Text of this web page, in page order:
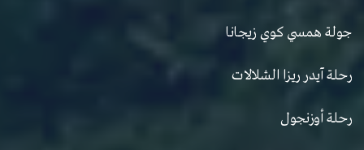
جولة همسي كوي زيجانا
رحلة آيدر ريزا الشلالات
رحلة أوزنجول